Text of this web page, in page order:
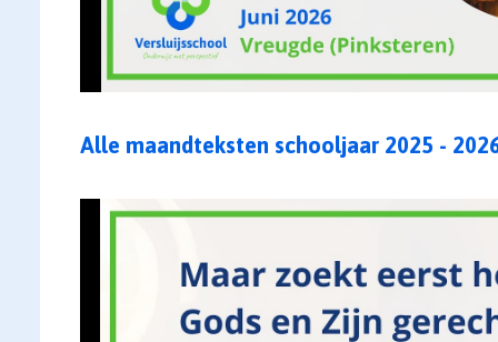
Alle maandteksten schooljaar 2025 -